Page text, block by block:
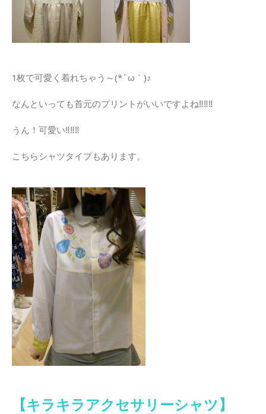
1枚で可愛く着れちゃう～(*´ω｀)♪
なんといっても首元のプリントがいいですよね‼‼‼
うん！可愛い‼‼‼
こちらシャツタイプもあります。
【キラキラアクセサリーシャツ】